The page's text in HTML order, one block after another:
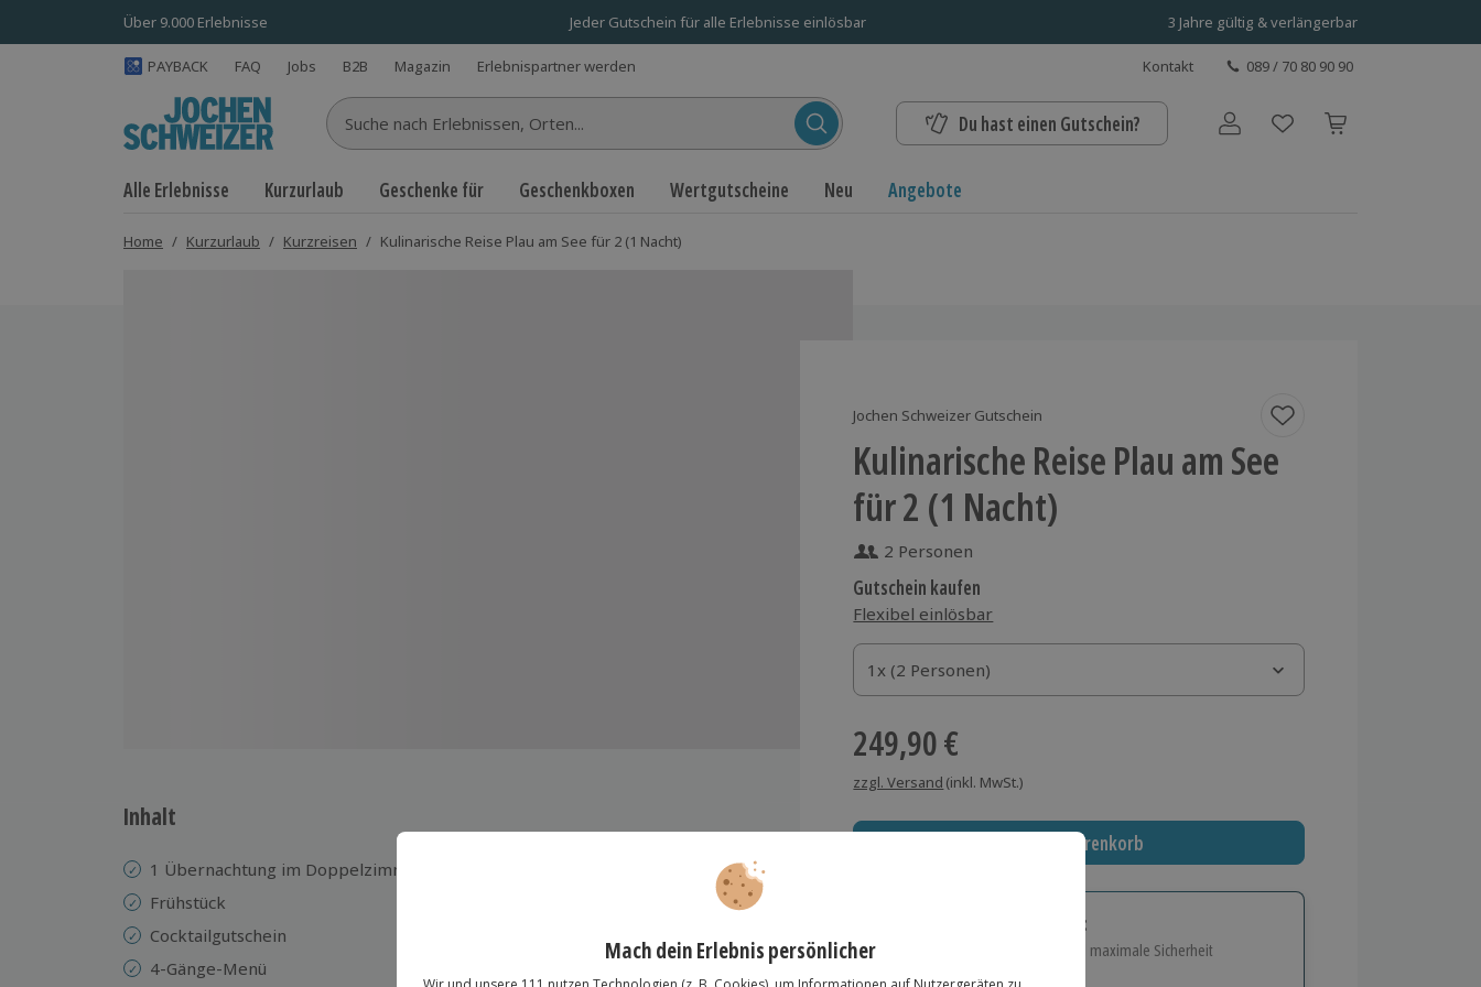
Über 9.000 Erlebnisse Jeder Gutschein für alle Erlebnisse einlösbar 3 Jahre gültig & verlängerbar
PAYBACK FAQ Jobs B2B Magazin Erlebnispartner werden Kontakt 089 / 70 80 90 90
Suche nach Erlebnissen... Du hast einen Gutschein? Benutzerkonto
Alle Erlebnisse Kurzurlaub Geschenke für Geschenkboxen Wertgutscheine Neu Angebote
Home / Kurzurlaub / Kurzreisen / Kulinarische Reise Plau am See für 2 (1 Nacht)
Jochen Schweizer Gutschein
Kulinarische Reise Plau am See
für 2 (1 Nacht)
2 Personen
Gutschein kaufen
Flexibel einlösbar
1x (2 Personen)
1x (2 Personen)
1x (2 Personen)
249,90 €
zzgl. Versand (inkl. MwSt.)
In den Warenkorb
Immer das richtige Geschenk:
Große Auswahl, volle Flexibilität und maximale Sicherheit
Inhalt
1 Übernachtung im Doppelzimmer im Falk Seehotel
Frühstück
Cocktailgutschein
4-Gänge-Menü